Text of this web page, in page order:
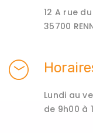
12 A rue
35700
Lundi au
de 9h00 à